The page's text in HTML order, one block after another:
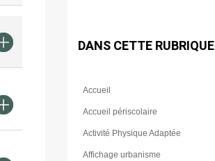
DANS CETTE RUBRIQUE
Accueil
Accueil périscolaire
Activité Physique Adaptée
Affichage urbanisme